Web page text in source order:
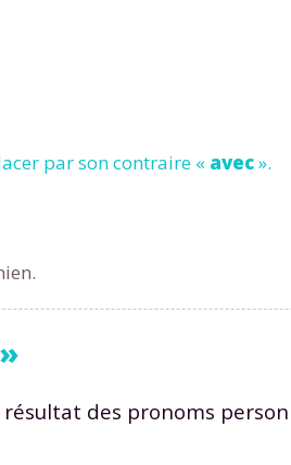
par son contraire « avec».
résultat des pronoms